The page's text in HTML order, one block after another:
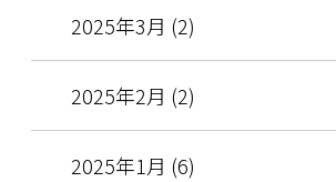
2025年3月 (2)
2025年2月 (2)
2025年1月 (6)